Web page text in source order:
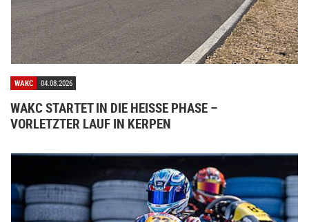
WAKC 04.08.2026
WAKC STARTET IN DIE HEISSE PHASE – V
ORLETZTER LAUF IN KERPEN